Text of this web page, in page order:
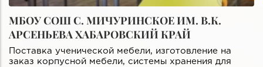
МБОУ СОШ С. МИЧУРИНСКОЕ ИМ. В.К.
АРСЕНЬЕВА ХАБАРОВСКИЙ КРАЙ
Поставка ученической мебели, изготовление на
заказ корпусной мебели, системы хранения для